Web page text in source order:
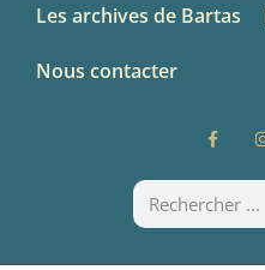
Les archives de Bartas
Nous contacter